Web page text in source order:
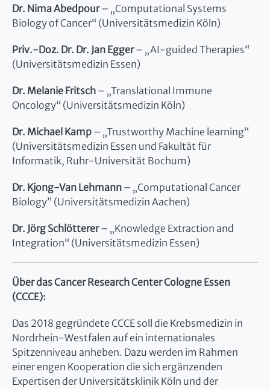
Dr. Nima Abedpour– „Computational Systems
Biology of Cancer“ (Universitätsmedizin Köln)
Priv.-Doz. Dr. Dr. Jan Egger– „AI-guided Therapies“
(Universitätsmedizin Essen)
Dr. Melanie Fritsch – „Translational Immune
Oncology“ (Universitätsmedizin Köln)
Dr. Michael Kamp – „Trustworthy Machine learning“
(Universitätsmedizin Essen und Fakultät für
Informatik, Ruhr-Universität Bochum)
Dr. Kjong-Van Lehmann – „Computational Cancer
Biology” (Universitätsmedizin Aachen)
Dr. Jörg Schlötterer– „Knowledge Extraction and
Integration“ (Universitätsmedizin Essen)
Über das Cancer Research Center Cologne Essen
(CCCE):
Das 2018 gegründete CCCE soll die Krebsmedizin in
Nordrhein-Westfalen auf ein internationales
Spitzenniveau anheben. Dazu werden im Rahmen
einer engen Kooperation die sich ergänzenden
Expertisen der Universitätsklinik Köln und der